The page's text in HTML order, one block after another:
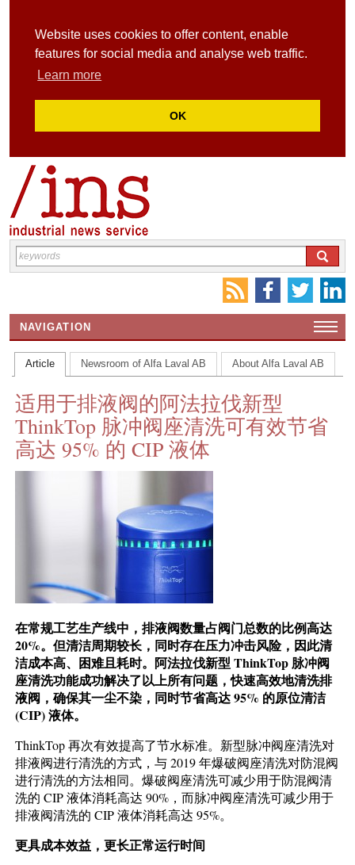
Website uses cookies to offer content, enable
features for social media and analyse web traffic.
Learn more
OK
NAVIGATION
HOME
CONTACT US
INS MAIN WEBSITE
ABOUT US
Article Newsroom of Alfa Laval AB About Alfa Laval AB
适用于排液阀的阿法拉伐新型
ThinkTop 脉冲阀座清洗可有效节省
高达 95% 的 CIP 液体
在常规工艺生产线中，排液阀数量占阀门总数的比例高达
20%。但清洁周期较长，同时存在压力冲击风险，因此清
洁成本高、困难且耗时。阿法拉伐新型 ThinkTop 脉冲阀
座清洗功能成功解决了以上所有问题，快速高效地清洗排
液阀，确保其一尘不染，同时节省高达 95% 的原位清洁
(CIP) 液体。
ThinkTop 再次有效提高了节水标准。新型脉冲阀座清洗对
排液阀进行清洗的方式，与 2019 年爆破阀座清洗对防混阀
进行清洗的方法相同。爆破阀座清洗可减少用于防混阀清
洗的 CIP 液体消耗高达 90%，而脉冲阀座清洗可减少用于
排液阀清洗的 CIP 液体消耗高达 95%。
更具成本效益，更长正常运行时间